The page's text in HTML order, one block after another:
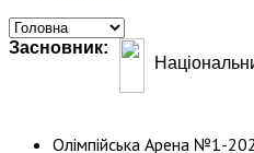
Засновник:
Олімпійська Арена №1-